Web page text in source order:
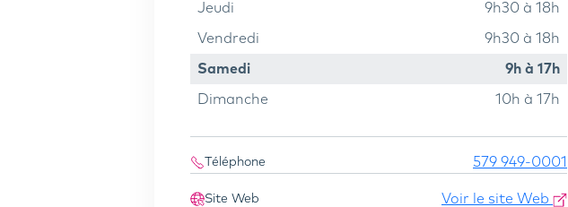
Jeudi 9h30 à 18h
Vendredi 9h30 à 18h
Samedi 9h à 17h
Dimanche 10h à 17h
Téléphone 579 949-0001
Site Web Voir le site Web